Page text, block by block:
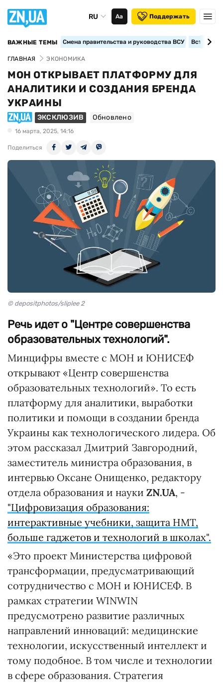
RU Аа Поддержать
ВАЖНЫЕ ТЕМЫ Смена правительства и руководства ВСУ
ГЛАВНАЯ ЭКОНОМИКА
МОН ОТКРЫВАЕТ ПЛАТФОРМУ ДЛЯ
АНАЛИТИКИ И СОЗДАНИЯ БРЕНДА
УКРАИНЫ
ЭКСКЛЮЗИВ Обновлено
16 марта, 2025, 14:16
Поделиться
© depositphotos/sliplee 2
Речь идет о "Центре совершенства
образовательных технологий".
Минцифры вместе с МОН и ЮНИСЕФ
открывают «Центр совершенства
образовательных технологий». То есть
платформу для аналитики, выработки
политики и помощи в создании бренда
Украины как технологического лидера. Об
этом рассказал Дмитрий Завгородний,
заместитель министра образования, в
интервью Оксане Онищенко, редактору
отдела образования и науки ZN.UA, -
"Цифровизация образования:
интерактивные учебники, защита НМТ,
больше гаджетов и технологий в школах".
«Это проект Министерства цифровой
трансформации, предусматривающий
сотрудничество с МОН и ЮНИСЕФ. В
рамках стратегии WINWIN
предусмотрено развитие различных
направлений инноваций: медицинские
технологии, искусственный интеллект и
тому подобное. В том числе и технологии
в сфере образования. Стратегия